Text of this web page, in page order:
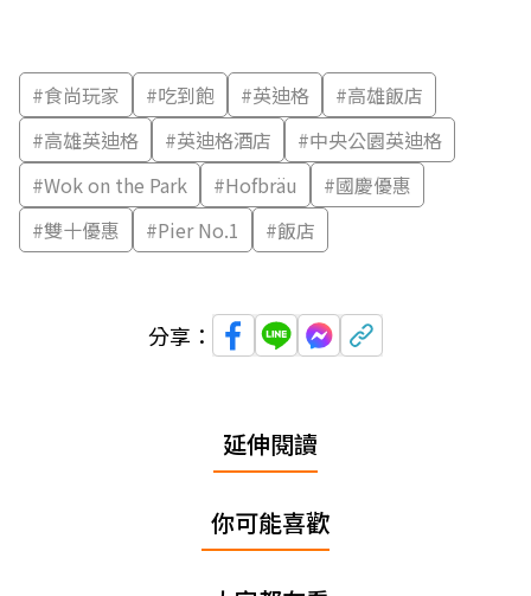
#食尚玩家 #吃到飽 #英迪格 #高雄飯店
#高雄英迪格 #英迪格酒店 #中央公園英迪格
#Wok on the Park #Hofbräu #國慶優惠
#雙十優惠 #Pier No.1 #飯店
分享：
延伸閱讀
你可能喜歡